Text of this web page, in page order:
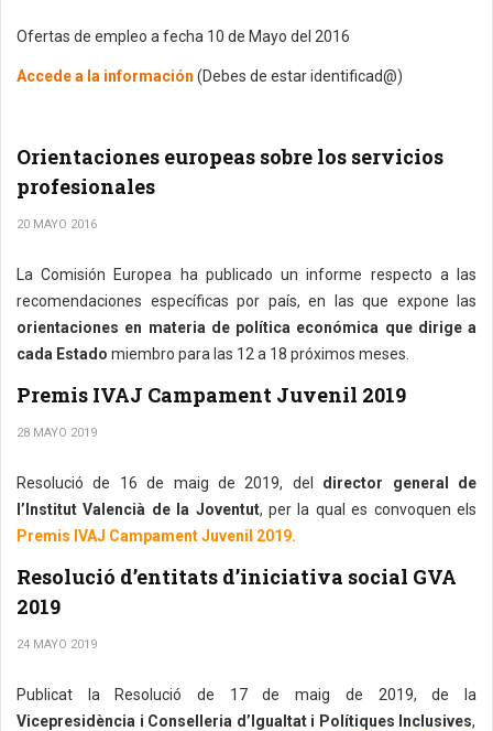
Ofertas de empleo a fecha 10 de Mayo del 2016
Accede a la información (Debes de estar identificad@)
Orientaciones europeas sobre los servicios
profesionales
20 MAYO 2016
La Comisión Europea ha publicado un informe respecto a las
recomendaciones específicas por país, en las que expone las
orientaciones en materia de política económica que dirige a
cada Estado miembro para las 12 a 18 próximos meses.
Premis IVAJ Campament Juvenil 2019
28 MAYO 2019
Resolució de 16 de maig de 2019, del
director general de
l’Institut Valencià de la Joventut, per la qual es convoquen els
Premis IVAJ Campament Juvenil 2019.
Resolució d’entitats d’iniciativa social GVA
2019
24 MAYO 2019
Publicat la Resolució de 17 de maig de 2019, de la
Vicepresidència i Conselleria d’Igualtat i Polítiques Inclusives,